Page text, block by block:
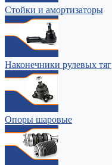
Стойки и амортизаторы
Наконечники рулевых тяг
Опоры шаровые